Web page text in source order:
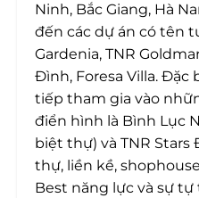
Ninh, Bắc Giang, Hà
đến các dự án có tên
Gardenia, TNR
Đình, Foresa Villa.
tiếp tham gia vào
điển hình là Bình Lục
biệt thự) và TNR Stars
thự, liền kề,
Best năng lực và sự